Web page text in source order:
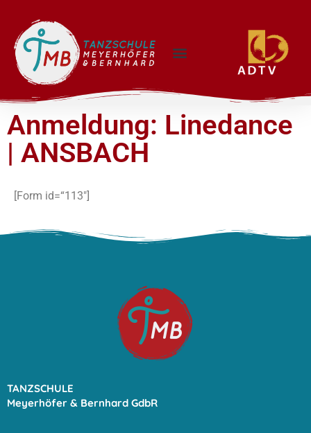
Anmeldung: Linedance
| ANSBACH
[Form id=“113″]
TANZSCHULE
Meyerhöfer & Bernhard GdbR